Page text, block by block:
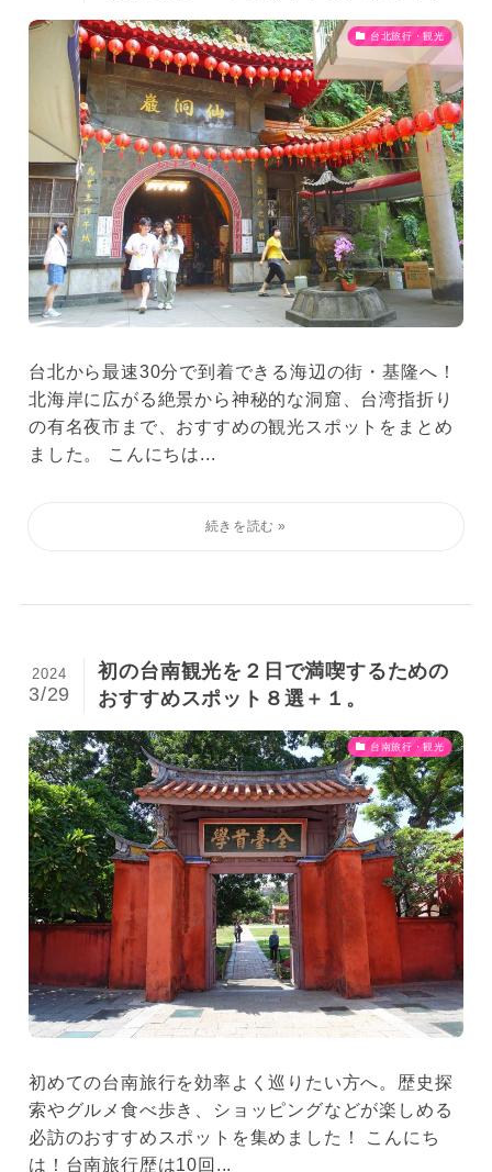
台北旅行・観光
台北から最速30分で到着できる海辺の街・基隆へ！
北海岸に広がる絶景から神秘的な洞窟、台湾指折り
の有名夜市まで、おすすめの観光スポットをまとめ
ました。 こんにちは...
初の台南観光を２日で満喫するための
おすすめスポット８選＋１。
2024
3/29
台南旅行・観光
初めての台南旅行を効率よく巡りたい方へ。歴史探
索やグルメ食べ歩き、ショッピングなどが楽しめる
必訪のおすすめスポットを集めました！ こんにち
は！台南旅行歴は10回...